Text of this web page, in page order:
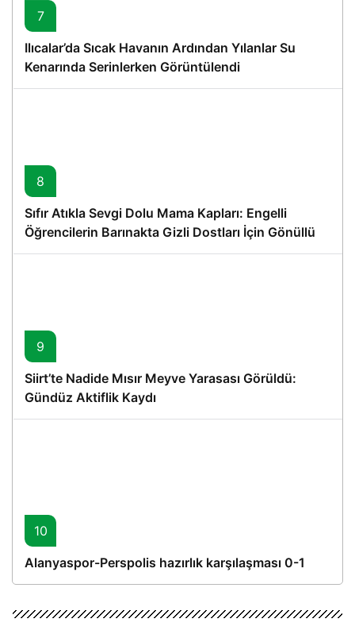
7
Ilıcalar’da Sıcak Havanın Ardından Yılanlar Su
Kenarında Serinlerken Görüntülendi
8
Sıfır Atıkla Sevgi Dolu Mama Kapları: Engelli
Öğrencilerin Barınakta Gizli Dostları İçin Gönüllü
Proje
9
Siirt’te Nadide Mısır Meyve Yarasası Görüldü:
Gündüz Aktiflik Kaydı
10
Alanyaspor-Perspolis hazırlık karşılaşması 0-1